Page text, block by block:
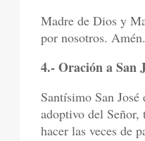
Madre de Dios y
por nosotros. Amén.
4.- Oración a San
Santísimo San
adoptivo del Señor,
hacer las veces de